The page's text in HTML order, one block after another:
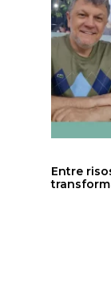
Entre